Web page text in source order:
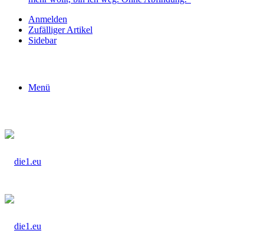
Anmelden
Zufälliger Artikel
Sidebar
Menü